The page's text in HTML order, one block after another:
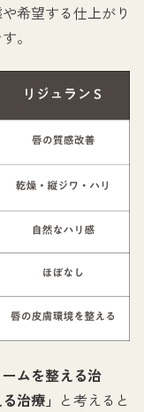
希望する仕上がり
。
ムを整える治
治療」 と考えると